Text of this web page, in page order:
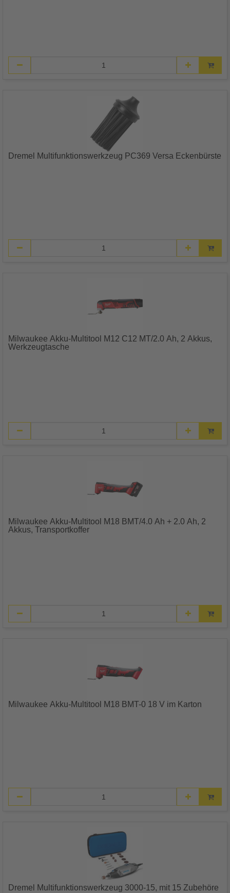
Dremel Multifunktionswerkzeug PC369 Versa Eckenbürste
Milwaukee Akku-Multitool M12 C12 MT/2.0 Ah, 2 Akkus,
Werkzeugtasche
Milwaukee Akku-Multitool M18 BMT/4.0 Ah + 2.0 Ah, 2
Akkus, Transportkoffer
Milwaukee Akku-Multitool M18 BMT-0 18 V im Karton
Dremel Multifunktionswerkzeug 3000-15, mit 15 Zubehöre